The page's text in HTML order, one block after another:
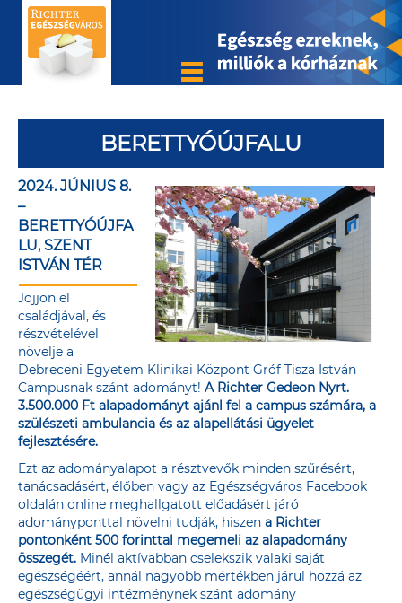
BERETTYÓÚJFALU
2024. JÚNIUS 8.
–
BERETTYÓÚJFA
LU, SZENT
ISTVÁN TÉR
Jöjjön el
családjával, és
részvételével
növelje a
Debreceni Egyetem Klinikai Központ Gróf Tisza István
Campusnak szánt adományt! A Richter Gedeon Nyrt.
3.500.000 Ft alapadományt ajánl fel a campus számára, a
szülészeti ambulancia és az alapellátási ügyelet
fejlesztésére.
Ezt az adományalapot a résztvevők minden szűrésért,
tanácsadásért, élőben vagy az Egészségváros Facebook
oldalán online meghallgatott előadásért járó
adományponttal növelni tudják, hiszen a Richter
pontonként 500 forinttal megemeli az alapadomány
összegét. Minél aktívabban cselekszik valaki saját
egészségéért, annál nagyobb mértékben járul hozzá az
egészségügyi intézménynek szánt adomány